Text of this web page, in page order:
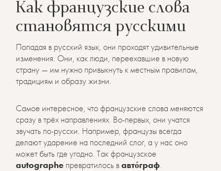
Как французские слова
становятся русскими
Попадая в русский язык, они проходят удивительные
изменения. Они, как люди, переехавшие в новую
страну — им нужно привыкнуть к местным правилам,
традициям и образу жизни.
Самое интересное, что французские слова меняются
сразу в трёх направлениях. Во-первых, они учатся
звучать по-русски. Например, французы всегда
делают ударение на последний слог, а у нас оно
может быть где угодно. Так французское
autographe превратилось вавтóграф.